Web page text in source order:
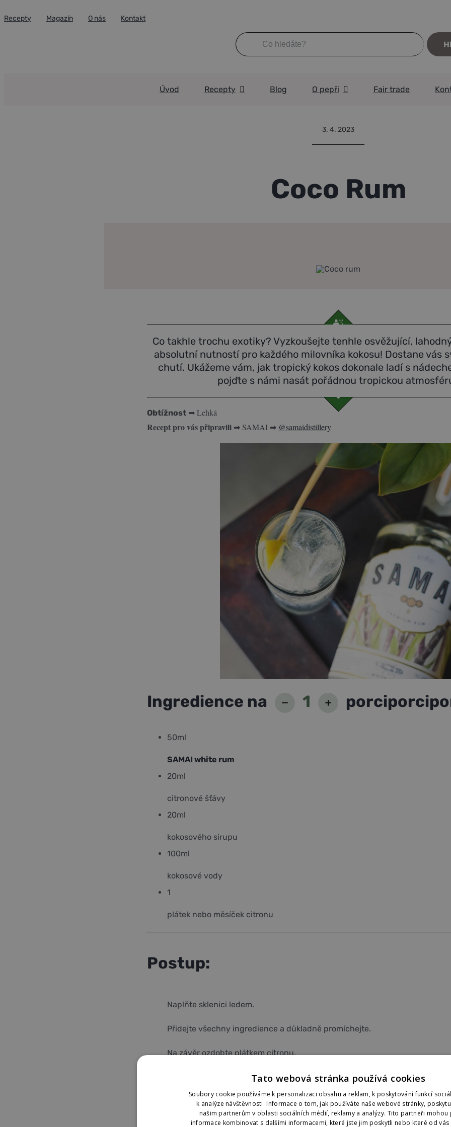
na
Recepty Magazín O nás Kontakt
Hledat:
Úvod Recepty Blog O pepři Fair trade
3. 4. 2023
Coco Rum
Co takhle trochu exotiky? Vyzkoušejte tenhle osvěžující,
absolutní nutností pro každého milovníka kokosu! Dostane vás
chutí. Ukážeme vám, jak tropický kokos dokonale ladí s
pojďte s námi nasát pořádnou tropickou
Obtížnost ➡ Lehká
Recept pro vás připravili➡ SAMAI ➡ @samaidistillery
Ingredience na 1 porciporci
50ml
SAMAI white rum
20ml
citronové šťávy
20ml
kokosového sirupu
100ml
kokosové vody
1
plátek nebo měsíček citronu
Postup:
Naplňte sklenici ledem.
Přidejte všechny ingredience a důkladně promíchejte.
Na závěr ozdobte plátkem citronu.
Prémiový rum z Kambodži
Tato webová stránka používá cookies
Soubory cookie používáme k personalizaci obsahu a reklam, k poskytování funkcí
k analýze návštěvnosti. Informace o tom, jak používáte naše webové stránky,
našim partnerům v oblasti sociálních médií, reklamy a analýzy. Tito partneři mohou
informace kombinovat s dalšími informacemi, které jste jim poskytli nebo které od vás